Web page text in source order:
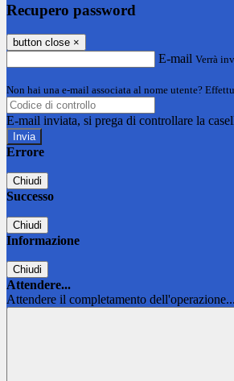
Recupero password
button close ×
E-mail Verrà
Non hai una e-mail associata al nome utente?
E-mail inviata, si prega di controllare la
Errore
Chiudi
Successo
Chiudi
Informazione
Chiudi
Attendere...
Attendere il completamento dell'operazione...